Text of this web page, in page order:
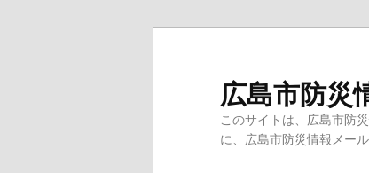
広島市防災
このサイトは、広島市防
に、広島市防災情報メー